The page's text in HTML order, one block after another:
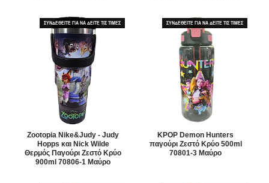
ΣΥΝΔΕΘΕΙΤΕ ΓΙΑ ΝΑ ΔΕΙΤΕ ΤΙΣ ΤΙΜΕΣ
Zootopia Nike&Judy - Judy
Hopps και Nick Wilde
Θερμός Παγούρι Ζεστό Κρύο
900ml 70806-1 Μαύρο
ΣΥΝΔΕΘΕΙΤΕ ΓΙΑ ΝΑ ΔΕΙΤΕ ΤΙΣ ΤΙΜΕΣ
KPOP Demon Hunters
παγούρι Ζεστό Κρύο 500ml
70801-3 Μαύρο